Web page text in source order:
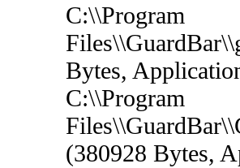
C:\\Program
Bytes,
C:\\Program
(380928 Bytes,